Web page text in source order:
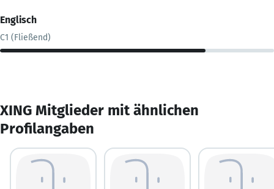
Englisch
C1 (Fließend)
XING Mitglieder mit ähnlichen
Profilangaben